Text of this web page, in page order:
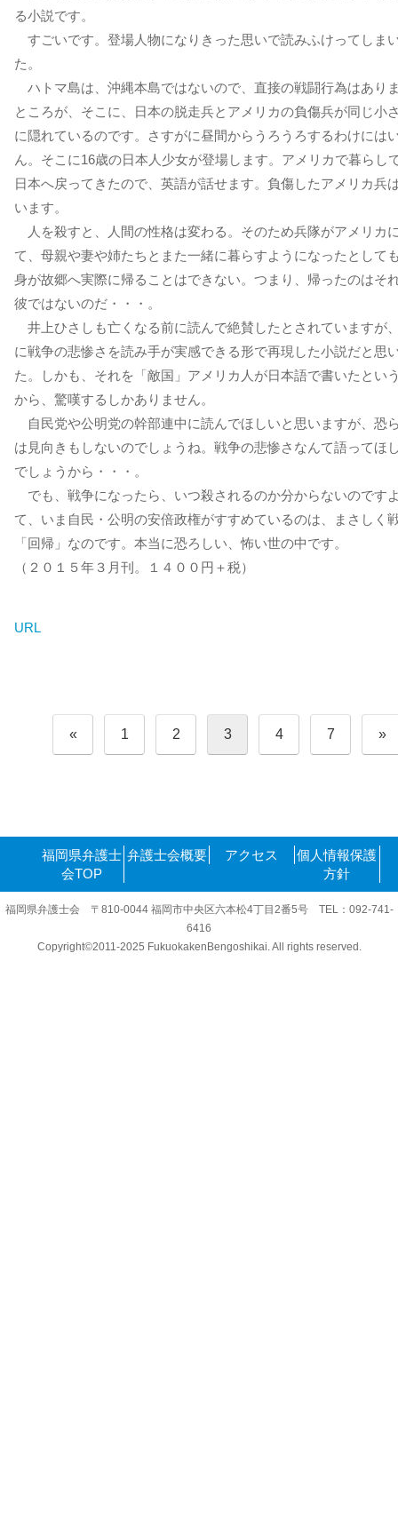
る小説です。
すごいです。登場人物になりきった思いで読みふけってしま
た。
ハトマ島は、沖縄本島ではないので、直接の戦闘行為はあり
ところが、そこに、日本の脱走兵とアメリカの負傷兵が同じ小
に隠れているのです。さすがに昼間からうろうろするわけには
ん。そこに16歳の日本人少女が登場します。アメリカで暮らし
日本へ戻ってきたので、英語が話せます。負傷したアメリカ兵
います。
人を殺すと、人間の性格は変わる。そのため兵隊がアメリカ
て、母親や妻や姉たちとまた一緒に暮らすようになったとして
身が故郷へ実際に帰ることはできない。つまり、帰ったのはそ
彼ではないのだ・・・。
井上ひさしも亡くなる前に読んで絶賛したとされていますが
に戦争の悲惨さを読み手が実感できる形で再現した小説だと思
た。しかも、それを「敵国」アメリカ人が日本語で書いたとい
から、驚嘆するしかありません。
自民党や公明党の幹部連中に読んでほしいと思いますが、恐
は見向きもしないのでしょうね。戦争の悲惨さなんて語ってほ
でしょうから・・・。
でも、戦争になったら、いつ殺されるのか分からないのです
て、いま自民・公明の安倍政権がすすめているのは、まさしく
「回帰」なのです。本当に恐ろしい、怖い世の中です。
（２０１５年３月刊。１４００円＋税）
URL
稿
の
送
り
« 1 2 3 4 7 »
福岡県弁護士
会TOP
弁護士会概要 アクセス
個人情報保護
方針
福岡県弁護士会 〒810-0044 福岡市中央区六本松4丁目2番5号 TEL：092-741-
6416
Copyright©2011-2025 FukuokakenBengoshikai. All rights reserved.